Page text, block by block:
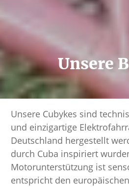
Unsere
Unsere Cubykes sind
und einzigartige
Deutschland hergestellt
durch Cuba inspiriert
Motorunterstützung ist
entspricht den